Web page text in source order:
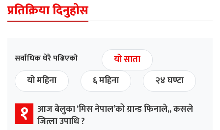
प्रतिक्रिया दिनुहोस
सर्वाधिक धेरै पढिएको
यो साता
यो महिना
६ महिना २४ घण्टा
१
आज बेलुका ‘मिस नेपाल’को ग्रान्ड फिनाले,, कसले
जित्ला उपाधि ?